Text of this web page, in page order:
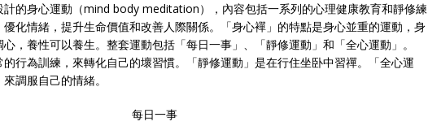
計的身心運動（mind body meditation），內容包括一系列的心理健康教育和靜修練
化情緒，提升生命價值和改善人際關係。「身心襌」的特點是身心並重的運動，身
，養性可以養生。整套運動包括「每日一事」、「靜修運動」和「全心運動」。
的行為訓練，來轉化自己的壞習慣。「靜修運動」是在行住坐卧中習禪。「全心運
調服自己的情緒。
每日一事